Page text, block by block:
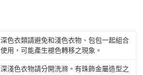
深色衣類請避免和淺色衣物、包包一起組合
使用，可能產生褪色轉移之現象。
深淺色衣物請分開洗滌。有珠飾金屬造型之